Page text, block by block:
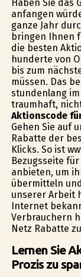
Haben Sie das
anfangen
ganze Jahr
bringen Ihnen
die besten
hunderte von
bis zum
müssen. Das
stundenlang
traumhaft,
Aktionscode
Gehen Sie auf
Rabatte der
Klicks. So ist
Bezugsseite
anbieten, um
übermitteln
unserer Arbeit
Internet
Verbrauchern
Netz Rabatte
Lernen Sie
Prozis zu